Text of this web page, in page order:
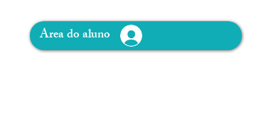
Área do aluno